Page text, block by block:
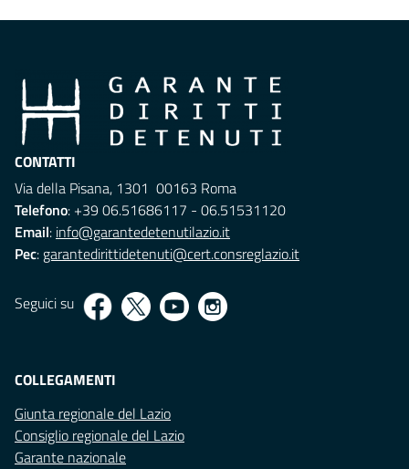
CONTATTI
Via della Pisana, 1301 00163 Roma
Telefono: +39 06.51686117 - 06.51531120
Email: info@garantedetenutilazio.it
Pec: garantedirittidetenuti@cert.consreglazio.it
Seguici su
COLLEGAMENTI
Giunta regionale del Lazio
Consiglio regionale del Lazio
Garante nazionale